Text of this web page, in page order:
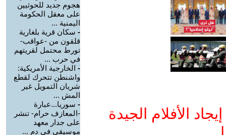
الأفلام الجيدة
هجوم جديد للحوثيين
على معقل الحكومة
اليمنية ...
- سكان قرية بلغارية
قلقون من -عواقب-
تورط محتمل لقريتهم
في حرب ...
- الخارجية الأمريكية:
واشنطن تتحرك لقطع
شريان التمويل غير
المش ...
- سوريا...عبارة
-المعازف حرام- تنشر
على جدار معهد
موسيقي في دم ...